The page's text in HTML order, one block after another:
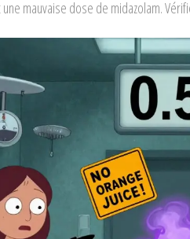
mauvaise dose de midazolam.